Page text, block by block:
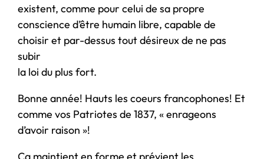
existent, comme pour celui de sa propre
conscience d’être humain libre, capable de
choisir et par-dessus tout désireux de ne pas
subir
la loi du plus fort.
Bonne année! Hauts les coeurs francophones! Et
comme vos Patriotes de 1837, « enrageons
d’avoir raison »!
Ça maintient en forme et prévient les